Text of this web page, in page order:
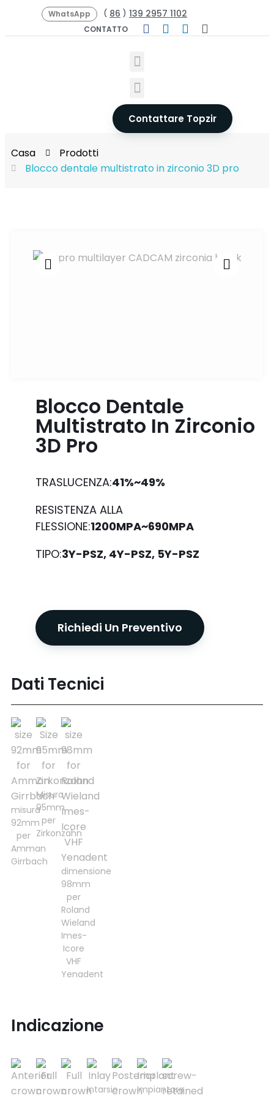
WhatsApp ( 86 ) 139 2957 1102
CONTATTO
Contattare Topzir
Casa
Prodotti
Blocco dentale multistrato in zirconio 3D pro
Blocco Dentale
Multistrato In Zirconio
3D Pro
TRASLUCENZA:41%~49%
RESISTENZA ALLA
FLESSIONE:1200MPA~690MPA
TIPO:3Y-PSZ, 4Y-PSZ, 5Y-PSZ
Richiedi Un Preventivo
Dati Tecnici
misura
92mm
per
Amman
Girrbach
Misura
95mm
per
Zirkonzahn
dimensione
98mm
per
Roland
Wieland
Imes-
Icore
VHF
Yenadent
Indicazione
Intarsio
Impiantare